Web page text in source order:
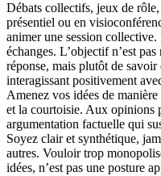
Débats collectifs, jeux de
présentiel ou en
animer une session
échanges. L’objectif n’est
réponse, mais plutôt de
interagissant positivement
Amenez vos idées de
et la courtoisie. Aux opinions
argumentation factuelle qui
Soyez clair et synthétique,
autres. Vouloir trop
idées, n’est pas une posture